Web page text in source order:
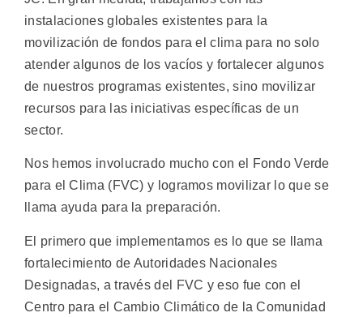
instalaciones globales existentes para la
movilización de fondos para el clima para no solo
atender algunos de los vacíos y fortalecer algunos
de nuestros programas existentes, sino movilizar
recursos para las iniciativas específicas de un
sector.
Nos hemos involucrado mucho con el Fondo Verde
para el Clima (FVC) y logramos movilizar lo que se
llama ayuda para la preparación.
El primero que implementamos es lo que se llama
fortalecimiento de Autoridades Nacionales
Designadas, a través del FVC y eso fue con el
Centro para el Cambio Climático de la Comunidad